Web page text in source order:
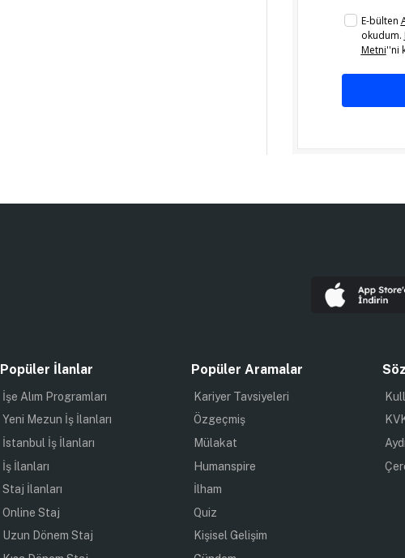
E-bülten
okudum.
Metni''ni
Popüler İlanlar
İşe Alım Programları
Yeni Mezun İş İlanları
İstanbul İş İlanları
İş İlanları
Staj İlanları
Online Staj
Uzun Dönem Staj
Popüler Aramalar
Kariyer Tavsiyeleri
Özgeçmiş
Mülakat
Humanspire
İlham
Quiz
Kişisel Gelişim